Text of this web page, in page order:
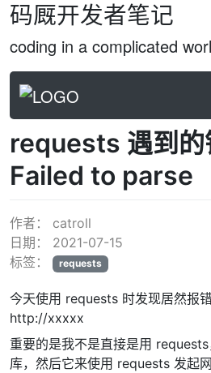
码厩开发者笔记
coding in a complicated
requests 遇到的
Failed to parse
作者： catroll
日期： 2021-07-15
标签：
requests
今天使用 requests 时发现居然报
http://xxxxx
重要的是我不是直接是用
库，然后它来使用 requests 发起